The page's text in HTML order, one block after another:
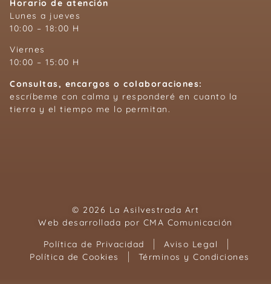
Horario de atención
Lunes a jueves
10:00 – 18:00 H
Viernes
10:00 – 15:00 H
Consultas, encargos o colaboraciones:
escríbeme con calma y responderé en cuanto la
tierra y el tiempo me lo permitan.
© 2026 La Asilvestrada Art
Web desarrollada por CMA Comunicación
Política de Privacidad
Aviso Legal
Política de Cookies
Términos y Condiciones